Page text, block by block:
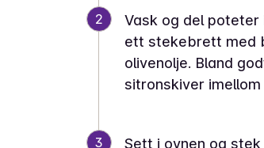
2
Vask og del
ett stekebrett med
olivenolje. Bland
sitronskiver
3
Sett i ovnen og